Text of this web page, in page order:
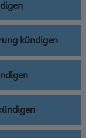
kündigen